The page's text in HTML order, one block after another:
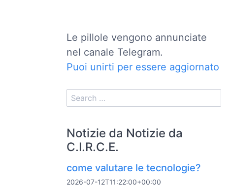
Le pillole vengono annunciate
nel canale Telegram.
Puoi unirti per essere aggiornato
Notizie da Notizie da
C.I.R.C.E.
come valutare le tecnologie?
2026-07-12T11:22:00+00:00